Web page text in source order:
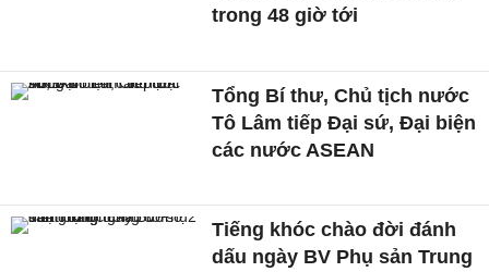
trong 48 giờ tới
Tổng Bí thư, Chủ tịch nước
Tô Lâm tiếp Đại sứ, Đại biện
các nước ASEAN
Tiếng khóc chào đời đánh
dấu ngày BV Phụ sản Trung